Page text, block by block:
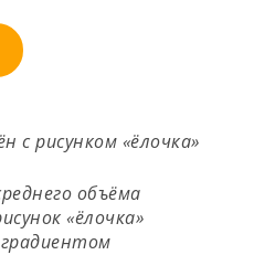
с рисунком «ёлочка»
объёма
«ёлочка»